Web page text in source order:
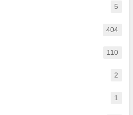
5
404
110
2
1